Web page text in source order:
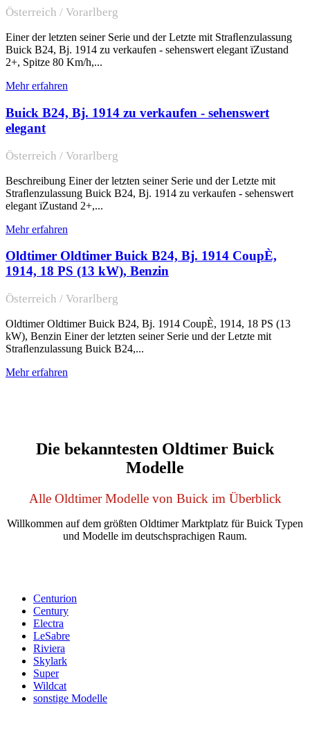
Österreich / Vorarlberg
Einer der letzten seiner Serie und der Letzte mit Straﬂenzulassung
Buick B24, Bj. 1914 zu verkaufen - sehenswert elegant ïZustand
2+, Spitze 80 Km/h,...
Mehr erfahren
Buick B24, Bj. 1914 zu verkaufen - sehenswert
elegant
Österreich / Vorarlberg
Beschreibung Einer der letzten seiner Serie und der Letzte mit
Straﬂenzulassung Buick B24, Bj. 1914 zu verkaufen - sehenswert
elegant ïZustand 2+,...
Mehr erfahren
Oldtimer Oldtimer Buick B24, Bj. 1914 CoupÈ,
1914, 18 PS (13 kW), Benzin
Österreich / Vorarlberg
Oldtimer Oldtimer Buick B24, Bj. 1914 CoupÈ, 1914, 18 PS (13
kW), Benzin Einer der letzten seiner Serie und der Letzte mit
Straﬂenzulassung Buick B24,...
Mehr erfahren
Die bekanntesten Oldtimer Buick
Modelle
Alle Oldtimer Modelle von Buick im Überblick
Willkommen auf dem größten Oldtimer Marktplatz für Buick Typen
und Modelle im deutschsprachigen Raum.
Centurion
Century
Electra
LeSabre
Riviera
Skylark
Super
Wildcat
sonstige Modelle